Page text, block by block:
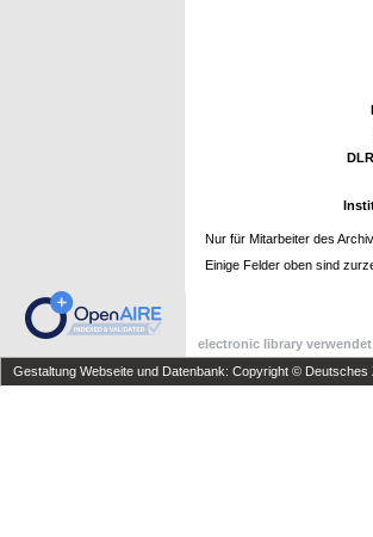
Nur für Mitarbeiter des
Einige Felder oben sind
electronic library verwendet
Gestaltung Webseite und Datenbank: Copyright ©